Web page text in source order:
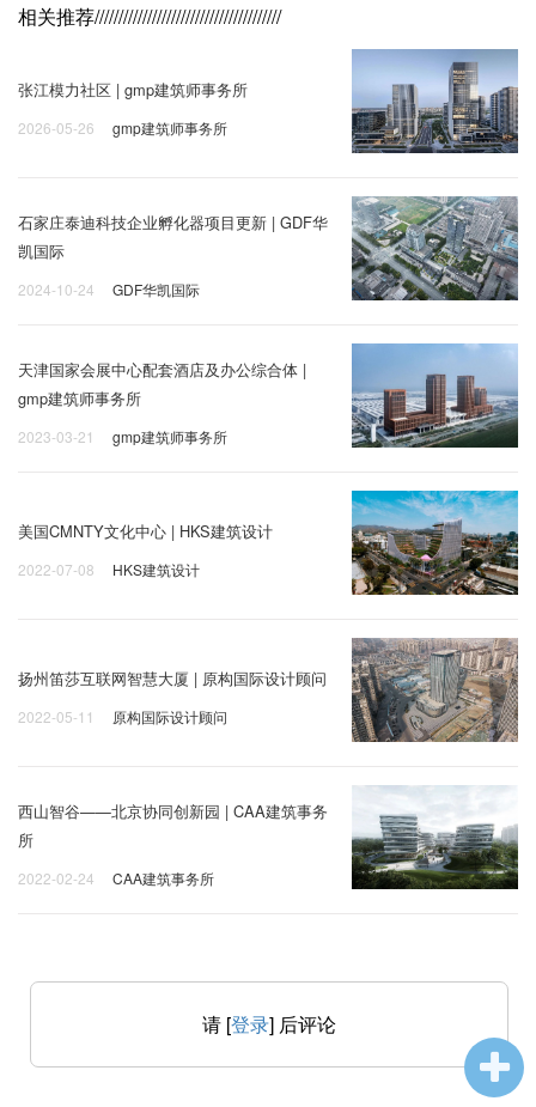
相关推荐///////////////////////////////////////
张江模力社区 | gmp建筑师事务所
2026-05-26 gmp建筑师事务所
石家庄泰迪科技企业孵化器项目更新 | GDF华
凯国际
2024-10-24 GDF华凯国际
天津国家会展中心配套酒店及办公综合体 |
gmp建筑师事务所
2023-03-21 gmp建筑师事务所
美国CMNTY文化中心 | HKS建筑设计
2022-07-08 HKS建筑设计
扬州笛莎互联网智慧大厦 | 原构国际设计顾问
2022-05-11 原构国际设计顾问
西山智谷——北京协同创新园 | CAA建筑事务
所
2022-02-24 CAA建筑事务所
请 [登录] 后评论